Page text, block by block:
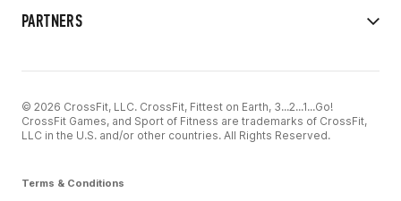
PARTNERS
© 2026 CrossFit, LLC. CrossFit, Fittest on Earth, 3...2...1...Go!
CrossFit Games, and Sport of Fitness are trademarks of CrossFit,
LLC in the U.S. and/or other countries. All Rights Reserved.
Terms & Conditions